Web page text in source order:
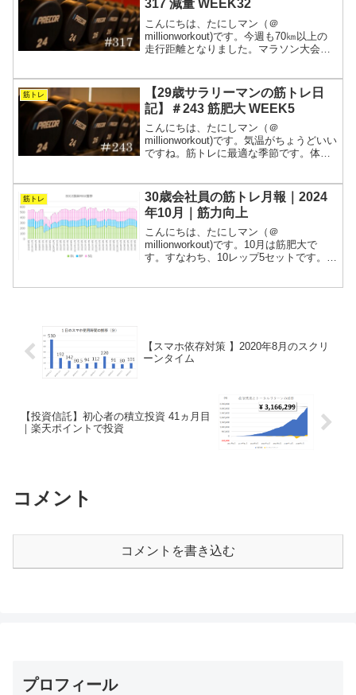
317 減量 WEEK32
こんにちは、たにしマン（＠
millionworkout)です。今週も70㎞以上の
走行距離となりました。マラソン大会へ
す。筋トレもそうですが、とにかく怪我
をしないことが大切...
筋トレ
【29歳サラリーマンの筋トレ日
記】＃243 筋肥大 WEEK5
こんにちは、たにしマン（＠
millionworkout)です。気温がちょうどいい
ですね。筋トレに最適な季節です。体重
崩しやすいので、睡眠時間の確保に努め
ようと思います...
筋トレ
30歳会社員の筋トレ月報｜2024
年10月｜筋力向上
こんにちは、たにしマン（＠
millionworkout)です。10月は筋肥大で
す。すなわち、10レップ5セットです。重
【スマホ依存対策 】2020年8月のスクリ
ーンタイム
【投資信託】初心者の積立投資 41ヵ月目
｜楽天ポイントで投資
コメント
コメントを書き込む
プロフィール